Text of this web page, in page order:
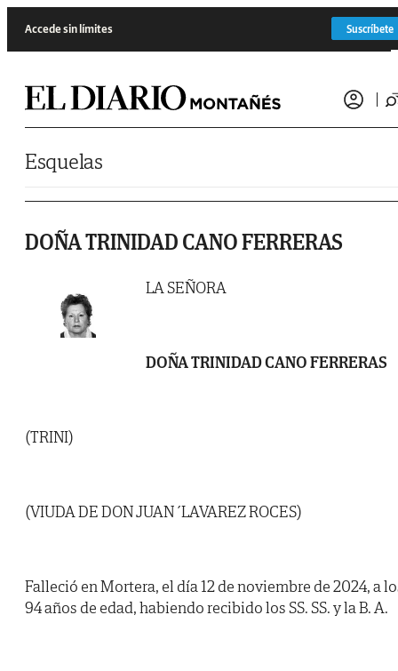
Accede sin límites Suscríbete
Esquelas
DOÑA TRINIDAD CANO FERRERAS
LA SEÑORA
DOÑA TRINIDAD CANO FERRERAS
(TRINI)
(VIUDA DE DON JUAN ´LAVAREZ ROCES)
Falleció en Mortera, el día 12 de noviembre de 2024, a
94 años de edad, habiendo recibido los SS. SS. y la B. A.